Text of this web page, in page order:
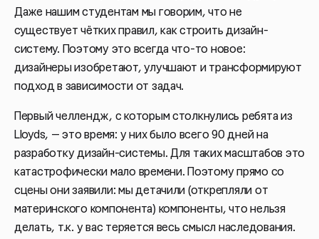
Даже нашим студентам мы говорим, что не
существует чётких правил, как строить дизайн-
систему. Поэтому это всегда что-то новое:
дизайнеры изобретают, улучшают и трансформируют
подход в зависимости от задач.
Первый челлендж, с которым столкнулись ребята из
Lloyds, — это время: у них было всего 90 дней на
разработку дизайн-системы. Для таких масштабов это
катастрофически мало времени. Поэтому прямо со
сцены они заявили: мы детачили (открепляли от
материнского компонента) компоненты, что нельзя
делать, т.к. у вас теряется весь смысл наследования.